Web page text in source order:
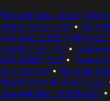
TextureFast는 어떻게 작동하
공개로 유지되나요? • UV 언
어떤 파일 포맷을 지원하나요?
사용할 수 있나요? •
에게 유용한가요? •
을 수 있나요? • 텍스처를 상
텍스처 생성이란 무엇인가요?
TextureFast는 지원하나요? •